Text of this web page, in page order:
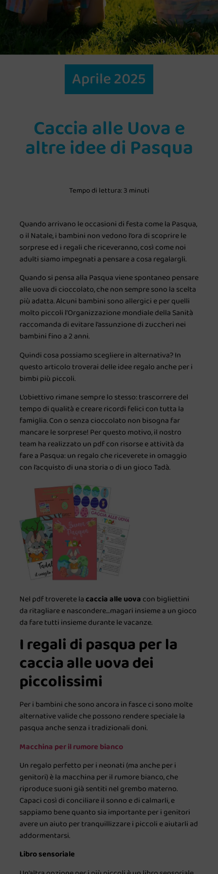
Aprile 2025
Caccia alle Uova e
altre idee di Pasqua
Tempo di lettura: 3 minuti
Quando arrivano le occasioni di festa come la Pasqua,
o il Natale, i bambini non vedono l’ora di scoprire le
sorprese ed i regali che riceveranno, così come noi
adulti siamo impegnati a pensare a cosa regalargli.
Quando si pensa alla Pasqua viene spontaneo pensare
alle uova di cioccolato, che non sempre sono la scelta
più adatta. Alcuni bambini sono allergici e per quelli
molto piccoli l’Organizzazione mondiale della Sanità
raccomanda di evitare l’assunzione di zuccheri nei
bambini fino a 2 anni.
Quindi cosa possiamo scegliere in alternativa?In
questo articolo troverai delle idee regalo anche per i
bimbi più piccoli.
L’obiettivo rimane sempre lo stesso: trascorrere del
tempo di qualità e creare ricordi felici con tutta la
famiglia. Con o senza cioccolato non bisogna far
mancare le sorprese! Per questo motivo, il nostro
team ha realizzato un pdf con risorse e attività da
fare a Pasqua: un regalo che riceverete in omaggio
con l’acquisto di una storia o di un gioco Tadà.
Nel pdf troverete lacaccia alle uova con bigliettini
da ritagliare e nascondere…magari insieme a un gioco
da fare tutti insieme durante le vacanze.
I regali di pasqua per la
caccia alle uova dei
piccolissimi
Per i bambini che sono ancora in fasce ci sono molte
alternative valide che possono rendere speciale la
pasqua anche senza i tradizionali doni.
Macchina per il rumore bianco
Un regalo perfetto per i neonati (ma anche per i
genitori) è la macchina per il rumore bianco, che
riproduce suoni già sentiti nel grembo materno.
Capaci così di conciliare il sonno e di calmarli, e
sappiamo bene quanto sia importante per i genitori
avere un aiuto per tranquillizzare i piccoli e aiutarli ad
addormentarsi.
Libro sensoriale